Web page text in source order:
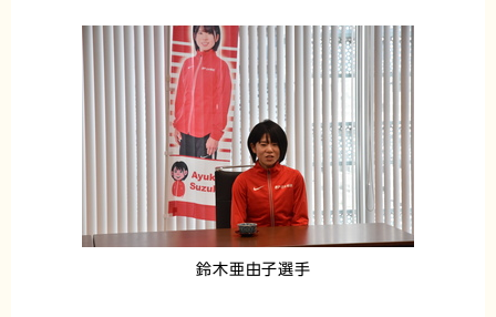
鈴木亜由子選手